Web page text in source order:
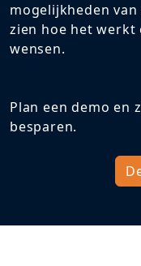
mogelijkheden
zien hoe het werkt
wensen.
Plan een demo en
besparen.